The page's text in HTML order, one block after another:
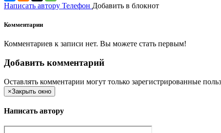
Написать автору Телефон Добавить в блокнот
Комментарии
Комментариев к записи нет. Вы можете стать первым!
Добавить комментарий
Оставлять комментарии могут только зарегистрированные
×Закрыть окно
Написать автору